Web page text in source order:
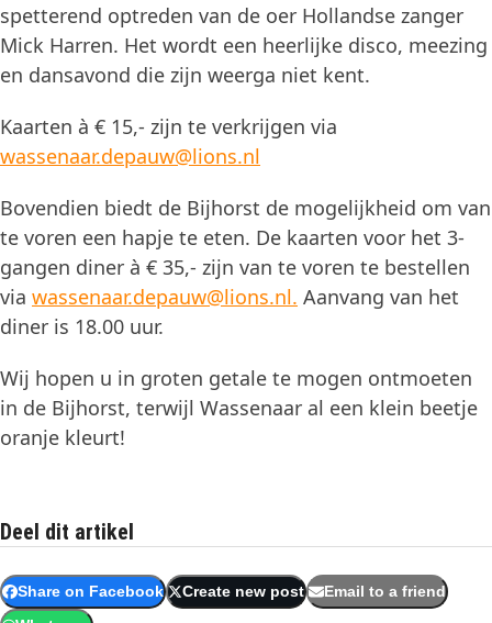
spetterend optreden van de oer Hollandse zanger
Mick Harren. Het wordt een heerlijke disco, meezing
en dansavond die zijn weerga niet kent.
Kaarten à € 15,- zijn te verkrijgen via
wassenaar.depauw@lions.nl
Bovendien biedt de Bijhorst de mogelijkheid om van
te voren een hapje te eten. De kaarten voor het 3-
gangen diner à € 35,- zijn van te voren te bestellen
via wassenaar.depauw@lions.nl. Aanvang van het
diner is 18.00 uur.
Wij hopen u in groten getale te mogen ontmoeten
in de Bijhorst, terwijl Wassenaar al een klein beetje
oranje kleurt!
Deel dit artikel
Share on Facebook Create new post Email to a friend